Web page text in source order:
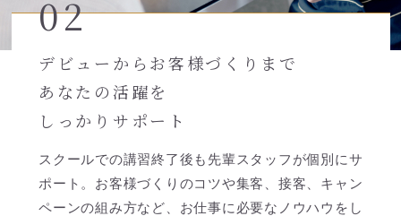
02
デビューからお客様づくりまで
あなたの活躍を
しっかりサポート
スクールでの講習終了後も先輩スタッフが個別にサ
ポート。お客様づくりのコツや集客、接客、キャン
ペーンの組み方など、お仕事に必要なノウハウをし